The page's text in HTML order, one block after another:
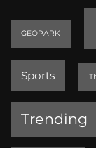
GEOPARK
Sports
Trending